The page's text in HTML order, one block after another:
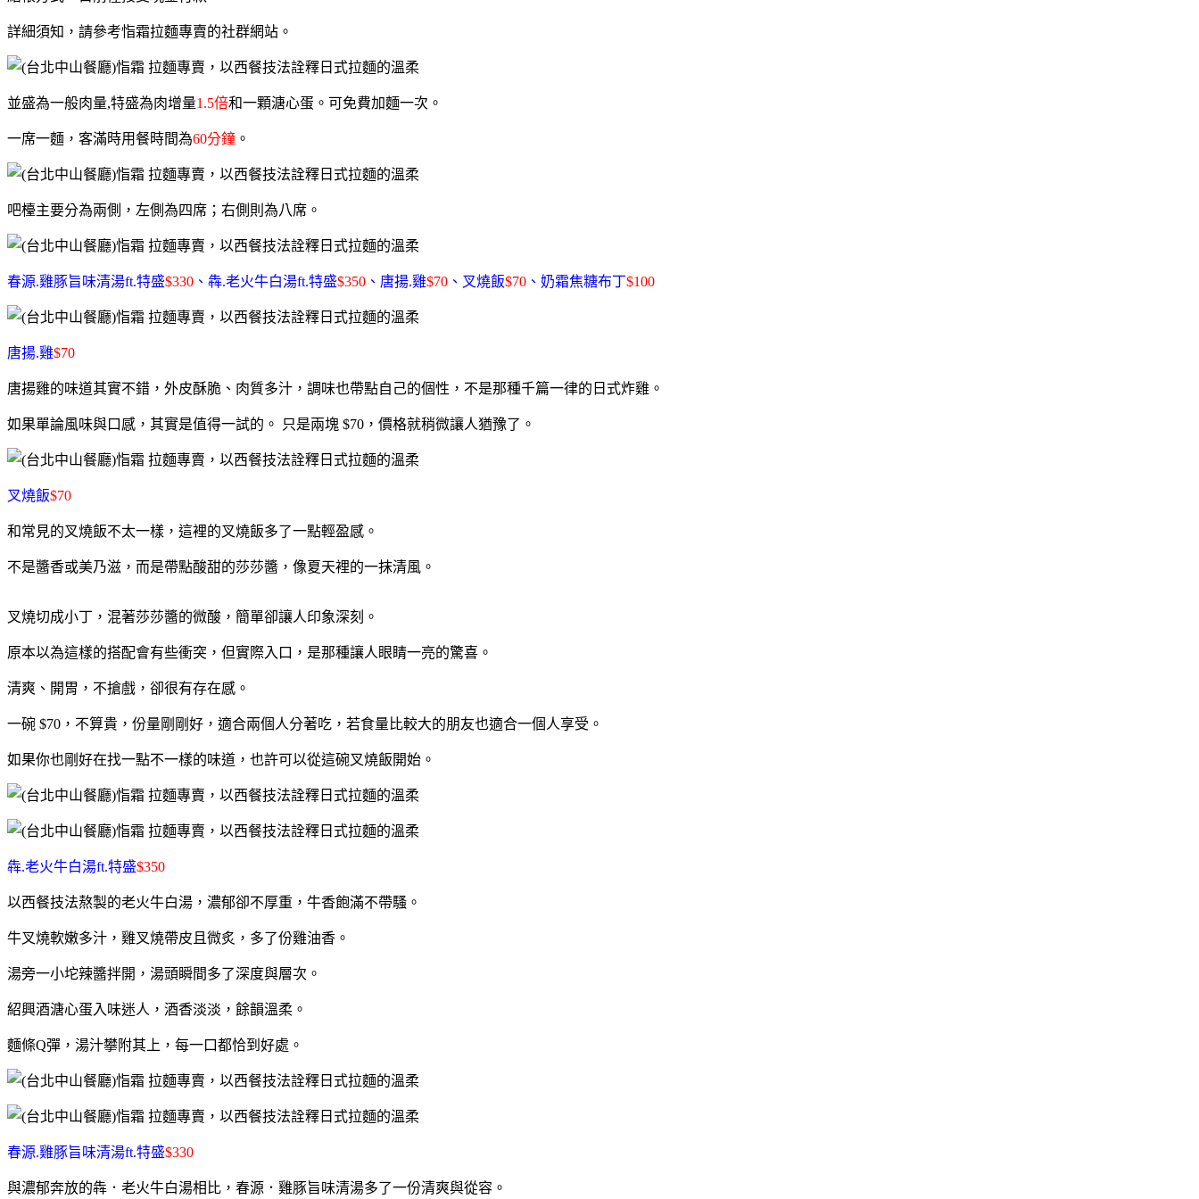
詳細須知，請參考恉霜拉麵專賣的社群網站。
並盛為一般肉量,特盛為肉增量1.5倍和一顆溏心蛋。可免費加麵一次。
一席一麵，客滿時用餐時間為60分鐘 。
吧檯主要分為兩側，左側為四席；右側則為八席。
春源.雞豚旨味清湯ft.特盛$330 、犇.老火牛白湯ft.特盛$350 、唐揚.雞$70 、叉燒飯$70 、奶霜焦糖布丁$100
唐揚.雞$70
唐揚雞的味道其實不錯，外皮酥脆、肉質多汁，調味也帶點自己的個性，不是那種千篇一律的日式炸雞。
如果單論風味與口感，其實是值得一試的。 只是兩塊 $70，價格就稍微讓人猶豫了。
叉燒飯$70
和常見的叉燒飯不太一樣，這裡的叉燒飯多了一點輕盈感。
不是醬香或美乃滋，而是帶點酸甜的莎莎醬，像夏天裡的一抹清風。
叉燒切成小丁，混著莎莎醬的微酸，簡單卻讓人印象深刻。
原本以為這樣的搭配會有些衝突，但實際入口，是那種讓人眼睛一亮的驚喜。
清爽、開胃，不搶戲，卻很有存在感。
一碗 $70，不算貴，份量剛剛好，適合兩個人分著吃，若食量比較大的朋友也適合一個人享受。
如果你也剛好在找一點不一樣的味道，也許可以從這碗叉燒飯開始。
犇.老火牛白湯ft.特盛$350
以西餐技法熬製的老火牛白湯，濃郁卻不厚重，牛香飽滿不帶騷。
牛叉燒軟嫩多汁，雞叉燒帶皮且微炙，多了份雞油香。
湯旁一小坨辣醬拌開，湯頭瞬間多了深度與層次。
紹興酒溏心蛋入味迷人，酒香淡淡，餘韻溫柔。
麵條Q彈，湯汁攀附其上，每一口都恰到好處。
春源.雞豚旨味清湯ft.特盛$330
與濃郁奔放的犇．老火牛白湯相比，春源．雞豚旨味清湯多了一份清爽與從容。